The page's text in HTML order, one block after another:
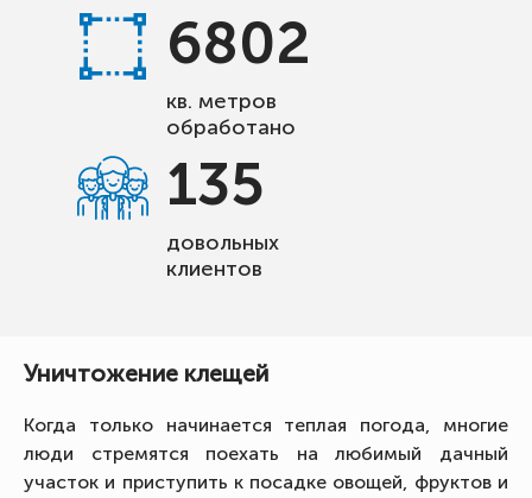
6802
кв. метров
обработано
135
довольных
клиентов
Уничтожение клещей
Когда только начинается теплая погода, многие
люди стремятся поехать на любимый дачный
участок и приступить к посадке овощей, фруктов и